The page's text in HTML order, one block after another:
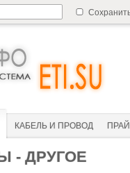
КАБЕЛЬ И ПРОВОД
- ДРУГОЕ